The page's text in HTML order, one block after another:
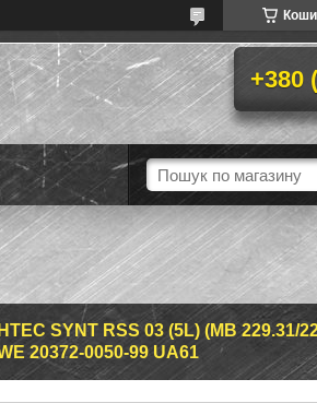
+380
SYNT RSS 03 (5L) (MB 229.31/
20372-0050-99 UA61